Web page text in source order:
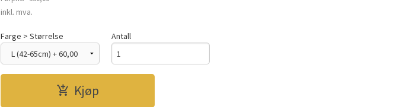
Rabatt
inkl. mva.
Farge > Størrelse Antall
Kjøp